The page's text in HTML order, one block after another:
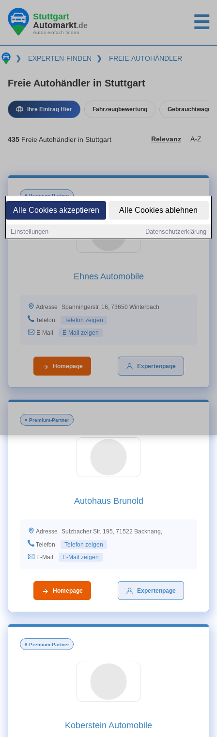
Alle Cookies akzeptieren Alle Cookies ablehnen
Einstellungen Datenschutzerklärung
Stuttgart
Automarkt.de
Autos einfach finden ☰
❯ EXPERTEN-FINDEN ❯ FREIE-AUTOHÄNDLER
Freie Autohändler in Stuttgart
Ihre Eintrag Hier Fahrzeugbewertung
435 Freie Autohändler in Stuttgart Relevanz A-Z
●Premium-Partner
Ehnes Automobile
Adresse
Spanningerstr. 16, 73650 Winterbach
Telefon
Telefon zeigen
E-Mail
E-Mail zeigen
Homepage Expertenpage
● Premium-Partner
Autohaus Brunold
Adresse
Sulzbacher Str. 195, 71522 Backnang,
Telefon
Telefon zeigen
E-Mail
E-Mail zeigen
Homepage Expertenpage
● Premium-Partner
Koberstein Automobile